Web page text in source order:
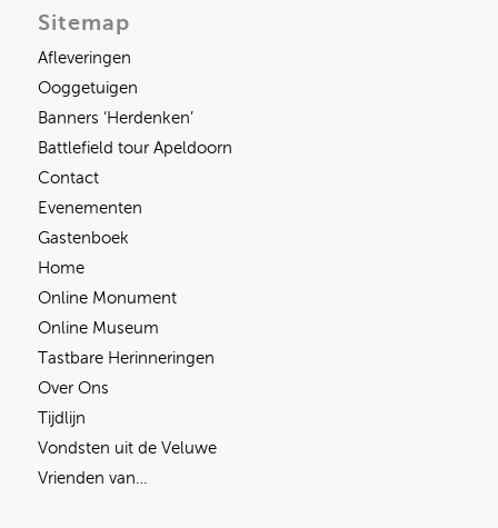
Sitemap
Afleveringen
Ooggetuigen
Banners ‘Herdenken’
Battlefield tour Apeldoorn
Contact
Evenementen
Gastenboek
Home
Online Monument
Online Museum
Tastbare Herinneringen
Over Ons
Tijdlijn
Vondsten uit de Veluwe
Vrienden van…